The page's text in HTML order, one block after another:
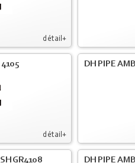
détail+
détail+
DH PIPE
GR4108 DH PIPE